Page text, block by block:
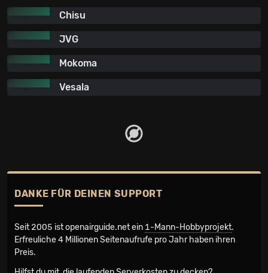
Chisu
JVG
Mokoma
Vesala
DANKE FÜR DEINEN SUPPORT
Seit 2005 ist openairguide.net ein 1-Mann-Hobbyprojekt.
Erfreuliche 4 Millionen Seiten­aufrufe pro Jahr haben ihren
Preis.